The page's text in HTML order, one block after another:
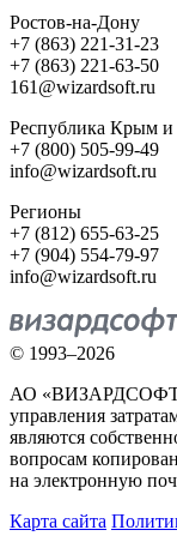
Ростов-на-Дону
+7 (863) 221-31-23
+7 (863) 221-63-50
161@wizardsoft.ru
Республика Крым и
+7 (800) 505-99-49
info@wizardsoft.ru
Регионы
+7 (812) 655-63-25
+7 (904) 554-79-97
info@wizardsoft.ru
© 1993–2026
АО «ВИЗАРДСОФТ»
управления
являются
вопросам
на электронную
Карта сайта